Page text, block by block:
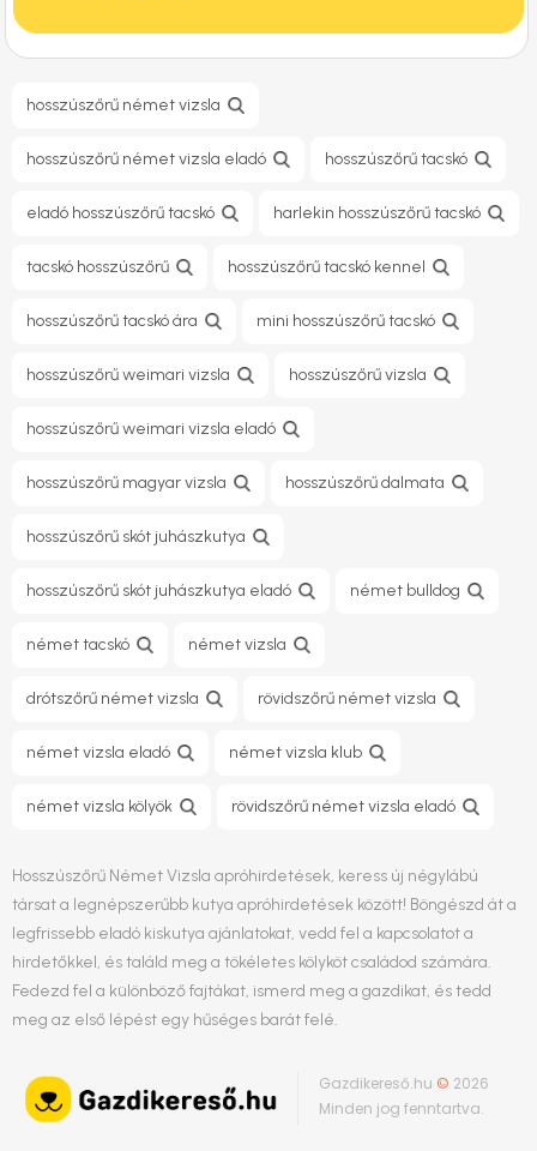
hosszúszőrű német vizsla
hosszúszőrű német vizsla eladó hosszúszőrű tacskó
eladó hosszúszőrű tacskó harlekin hosszúszőrű tacskó
tacskó hosszúszőrű hosszúszőrű tacskó kennel
hosszúszőrű tacskó ára mini hosszúszőrű tacskó
hosszúszőrű weimari vizsla hosszúszőrű vizsla
hosszúszőrű weimari vizsla eladó
hosszúszőrű magyar vizsla hosszúszőrű dalmata
hosszúszőrű skót juhászkutya
hosszúszőrű skót juhászkutya eladó német bulldog​
német tacskó német vizsla
drótszőrű német vizsla rövidszőrű német vizsla
német vizsla eladó német vizsla klub
német vizsla kölyök rövidszőrű német vizsla eladó
Hosszúszőrű Német Vizsla apróhirdetések, keress új négylábú
társat a legnépszerűbb kutya apróhirdetések között! Böngészd át a
legfrissebb eladó kiskutya ajánlatokat, vedd fel a kapcsolatot a
hirdetőkkel, és találd meg a tökéletes kölyköt családod számára.
Fedezd fel a különböző fajtákat, ismerd meg a gazdikat, és tedd
meg az első lépést egy hűséges barát felé.
Gazdikereső.hu © 2026
Minden jog fenntartva.